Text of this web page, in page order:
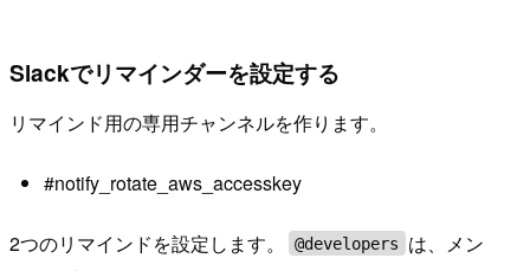
Slackでリマインダーを設定する
リマインド用の専用チャンネルを作ります。
#notify_rotate_aws_accesskey
2つのリマインドを設定します。 @developers
は、メン